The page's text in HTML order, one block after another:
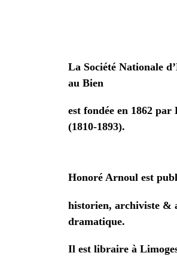
La Société Nationale
au Bien
est fondée en 1862
(1810-1893).
Honoré Arnoul est
historien, archiviste &
dramatique.
Il est libraire à